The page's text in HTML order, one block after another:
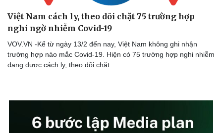
Việt Nam cách ly, theo dõi chặt 75 trường hợp
nghi ngờ nhiễm Covid-19
VOV.VN -Kể từ ngày 13/2 đến nay, Việt Nam không ghi nhận
trường hợp nào mắc Covid-19. Hiện có 75 trường hợp nghi nhiễm
đang được cách ly, theo dõi chặt.